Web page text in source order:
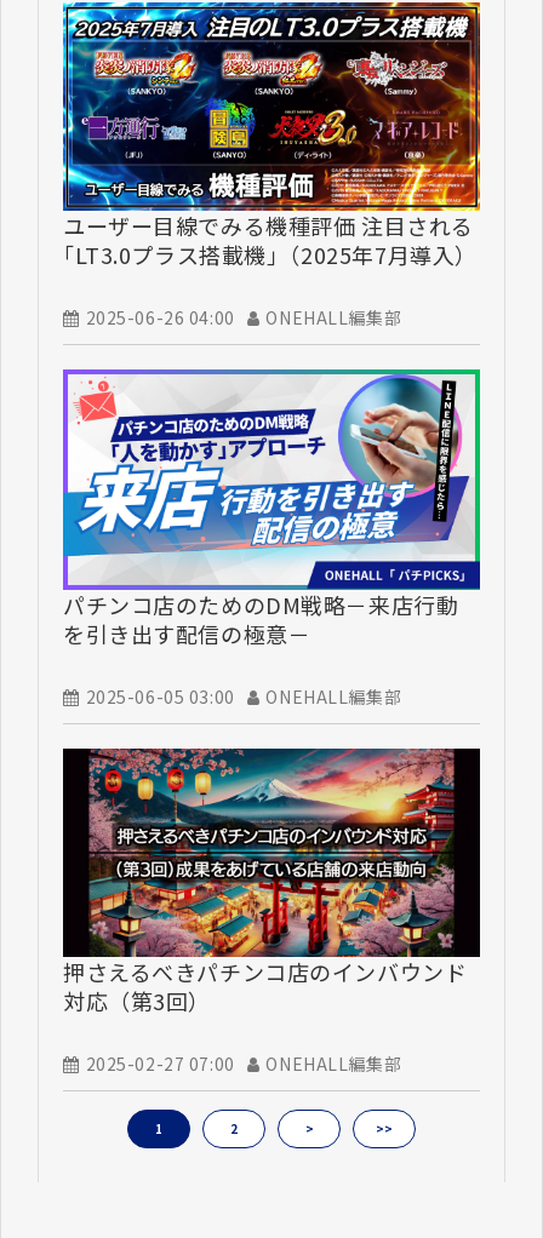
ユーザー目線でみる機種評価 注目される
｢LT3.0プラス搭載機｣（2025年7月導入）
2025-06-26 04:00 ONEHALL編集部
パチンコ店のためのDM戦略－来店行動
を引き出す配信の極意－
2025-06-05 03:00 ONEHALL編集部
押さえるべきパチンコ店のインバウンド
対応（第3回）
2025-02-27 07:00 ONEHALL編集部
1 2 > >>